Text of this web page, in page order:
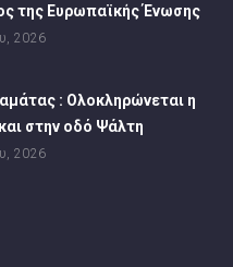
της Ευρωπαϊκής Ένωσης
2026
: Ολοκληρώνεται η
στην οδό Ψάλτη
2026